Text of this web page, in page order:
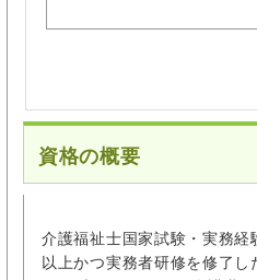
資格の概要
介護福祉士国家試験・実務
以上かつ実務者研修を修了し